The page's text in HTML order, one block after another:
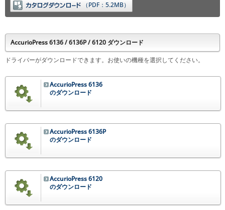
（PDF：5.2MB）
AccurioPress 6136 / 6136P / 6120 ダウンロード
ドライバーがダウンロードできます。お使いの機種を選択してください。
AccurioPress 6136
のダウンロード
AccurioPress 6136P
のダウンロード
AccurioPress 6120
のダウンロード